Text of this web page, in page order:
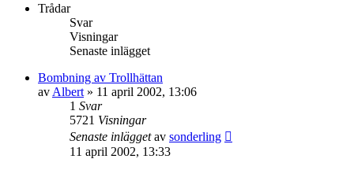
Trådar
Svar
Visningar
Senaste inlägget
Bombning av Trollhättan
av Albert » 11 april 2002, 13:06
1 Svar
5721 Visningar
Senaste inläggetav sonderling
11 april 2002, 13:33